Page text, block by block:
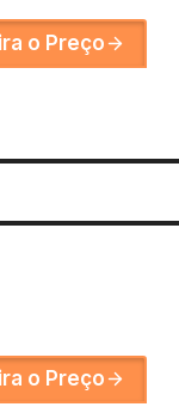
o Preço
o Preço